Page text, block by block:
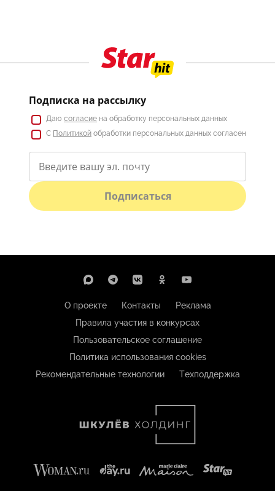
Подписка на рассылку
Даю согласие на обработку персональных данных
С Политикой обработки персональных данных согласен
Подписаться
О проекте Контакты
Реклама
Правила участия в конкурсах
Пользовательское соглашение
Политика использования cookies
Рекомендательные технологии
Техподдержка